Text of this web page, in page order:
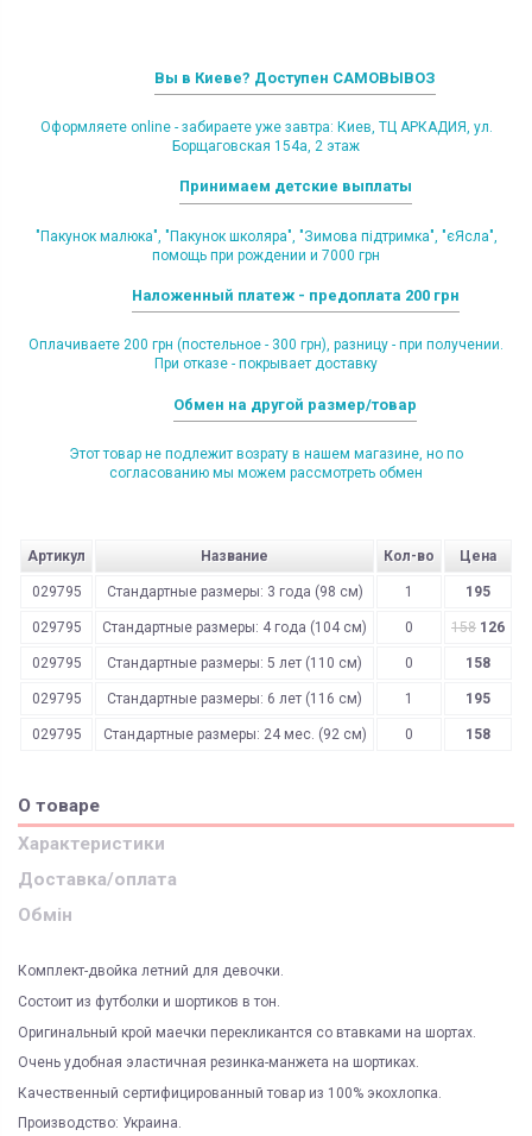
Вы в Киеве? Доступен САМОВЫВОЗ
Оформляете online - забираете уже завтра: Киев, ТЦ АРКАДИЯ, ул.
Борщаговская 154а, 2 этаж
Принимаем детские выплаты
"Пакунок малюка", "Пакунок школяра", "Зимова підтримка", "єЯсла",
помощь при рождении и 7000 грн
Наложенный платеж - предоплата 200 грн
Оплачиваете 200 грн (постельное - 300 грн), разницу - при получении.
При отказе - покрывает доставку
Обмен на другой размер/товар
Этот товар не подлежит возрату в нашем магазине, но по
согласованию мы можем рассмотреть обмен
Артикул Название Кол-во Цена
029795 Стандартные размеры: 3 года (98 см) 1 195
029795 Стандартные размеры: 4 года (104 см) 0 158 126
029795 Стандартные размеры: 5 лет (110 см) 0 158
029795 Стандартные размеры: 6 лет (116 см) 1 195
029795 Стандартные размеры: 24 мес. (92 см) 0 158
О товаре
Характеристики
Доставка/оплата
Обмін
Комплект-двойка летний для девочки.
Состоит из футболки и шортиков в тон.
Оригинальный крой маечки перекликантся со втавками на шортах.
Очень удобная эластичная резинка-манжета на шортиках.
Качественный сертифицированный товар из 100% экохлопка.
Производство: Украина.